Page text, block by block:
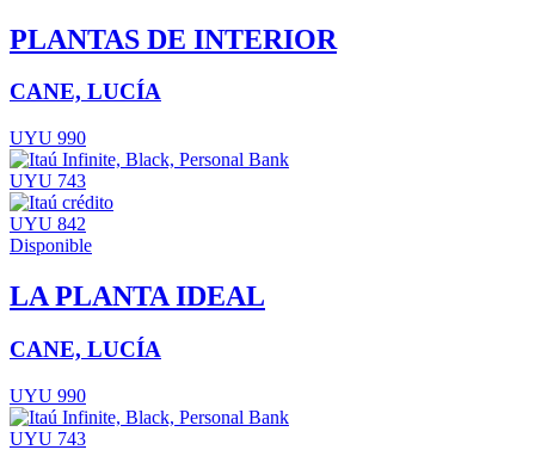
PLANTAS DE INTERIOR
CANE, LUCÍA
UYU 990
UYU 743
UYU 842
Disponible
LA PLANTA IDEAL
CANE, LUCÍA
UYU 990
UYU 743